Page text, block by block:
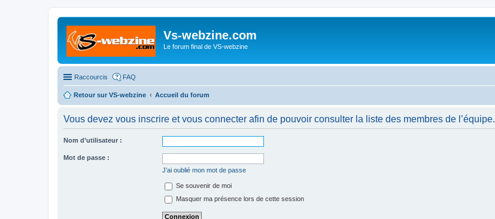
Vs-webzine.com
Le forum final de VS-webzine
Raccourcis FAQ
Retour sur VS-webzine Accueil du forum
Vous devez vous inscrire et vous connecter afin de pouvoir consulter la liste des membres de l’équipe.
Nom d’utilisateur :
Mot de passe :
J’ai oublié mon mot de passe
Se souvenir de moi
Masquer ma présence lors de cette session